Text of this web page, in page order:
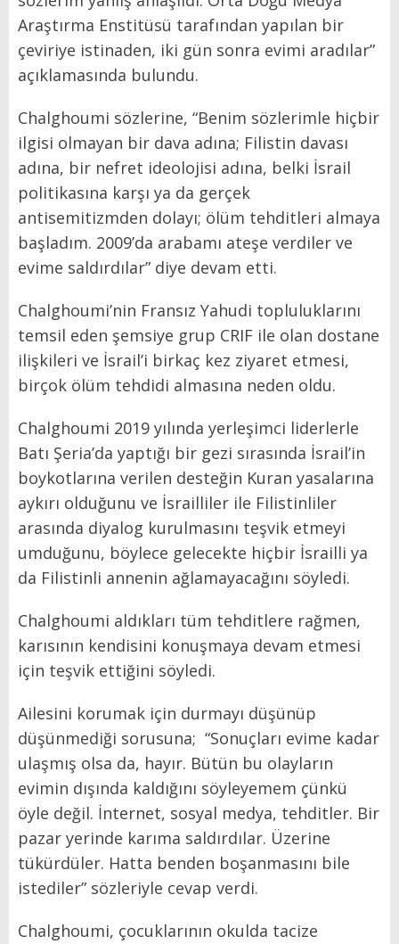
Araştırma Enstitüsü tarafından yapılan bir
çeviriye istinaden, iki gün sonra evimi aradılar”
açıklamasında bulundu.
Chalghoumi sözlerine, “Benim sözlerimle hiçbir
ilgisi olmayan bir dava adına; Filistin davası
adına, bir nefret ideolojisi adına, belki İsrail
politikasına karşı ya da gerçek
antisemitizmden dolayı; ölüm tehditleri almaya
başladım. 2009’da arabamı ateşe verdiler ve
evime saldırdılar” diye devam etti.
Chalghoumi’nin Fransız Yahudi topluluklarını
temsil eden şemsiye grup CRIF ile olan dostane
ilişkileri ve İsrail’i birkaç kez ziyaret etmesi,
birçok ölüm tehdidi almasına neden oldu.
Chalghoumi 2019 yılında yerleşimci liderlerle
Batı Şeria’da yaptığı bir gezi sırasında İsrail’in
boykotlarına verilen desteğin Kuran yasalarına
aykırı olduğunu ve İsrailliler ile Filistinliler
arasında diyalog kurulmasını teşvik etmeyi
umduğunu, böylece gelecekte hiçbir İsrailli ya
da Filistinli annenin ağlamayacağını söyledi.
Chalghoumi aldıkları tüm tehditlere rağmen,
karısının kendisini konuşmaya devam etmesi
için teşvik ettiğini söyledi.
Ailesini korumak için durmayı düşünüp
düşünmediği sorusuna; “Sonuçları evime kadar
ulaşmış olsa da, hayır. Bütün bu olayların
evimin dışında kaldığını söyleyemem çünkü
öyle değil. İnternet, sosyal medya, tehditler. Bir
pazar yerinde karıma saldırdılar. Üzerine
tükürdüler. Hatta benden boşanmasını bile
istediler” sözleriyle cevap verdi.
Chalghoumi, çocuklarının okulda tacize